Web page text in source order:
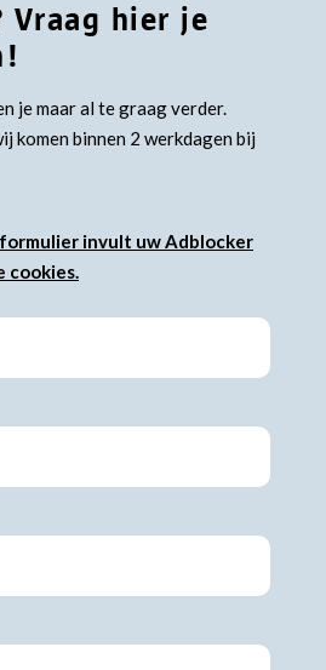
Vraag hier je
je maar al te graag verder.
komen binnen 2 werkdagen bij
invult uw Adblocker
cookies.